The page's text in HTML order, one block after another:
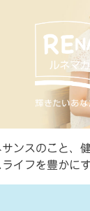
サンスのこと、
ライフを豊かに